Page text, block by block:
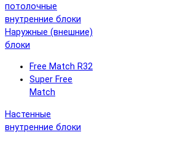
потолочные
внутренние блоки
Наружные (внешние)
блоки
Free Match R32
Super Free
Match
Настенные
внутренние блоки